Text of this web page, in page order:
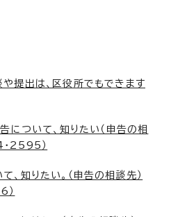
提出は、区役所でもできます
について、知りたい（申告の相
2595）
、知りたい。（申告の相談先）